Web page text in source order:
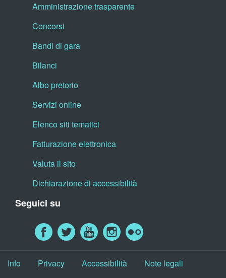
Amministrazione trasparente
Concorsi
Bandi di gara
Bilanci
Albo pretorio
Servizi online
Elenco siti tematici
Fatturazione elettronica
Valuta il sito
Dichiarazione di accessibilità
Seguici su
Info Privacy Accessibilità Note legali